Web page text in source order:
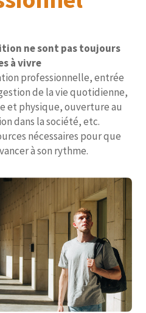
ne sont pas toujours
à vivre
professionnelle, entrée
de la vie quotidienne,
et physique, ouverture au
dans la société, etc.
nécessaires pour que
à son rythme.